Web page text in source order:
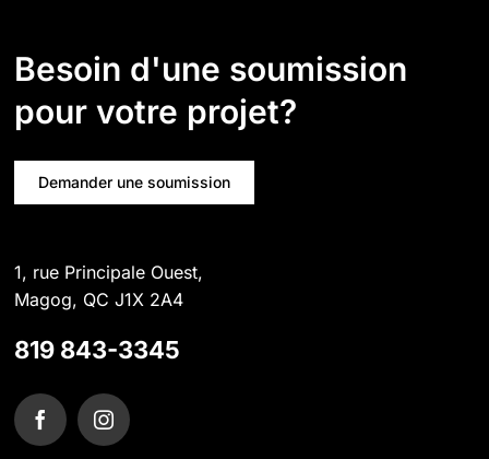
Besoin d'une soumission
pour votre projet?
Demander une soumission
1, rue Principale Ouest,
Magog, QC J1X 2A4
819 843-3345